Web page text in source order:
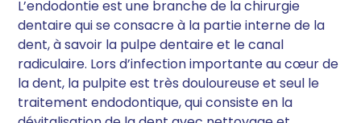
L’endodontie est une branche de la chirurgie
dentaire qui se consacre à la partie interne de la
dent, à savoir la pulpe dentaire et le canal
radiculaire. Lors d’infection importante au cœur de
la dent, la pulpite est très douloureuse et seul le
traitement endodontique, qui consiste en la